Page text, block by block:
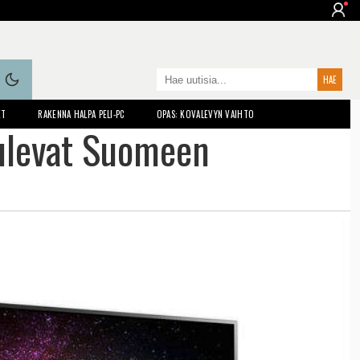
RAKENNA HALPA PELI-PC OPAS: KOVALEVYN VAIHTO
Suomeen